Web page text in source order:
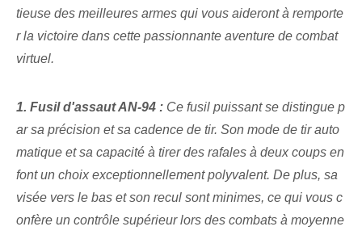
tieuse des meilleures armes qui vous aideront à remporte
r la victoire dans cette passionnante aventure de combat
virtuel.
1. Fusil d'assaut AN-94 : Ce fusil puissant se distingue p
ar sa précision et sa cadence de tir. Son mode de tir auto
matique et sa capacité à tirer des rafales à deux coups en
font un choix exceptionnellement polyvalent. De plus, sa
visée vers le bas et son recul sont minimes, ce qui vous c
onfère un contrôle supérieur lors des combats à moyenne